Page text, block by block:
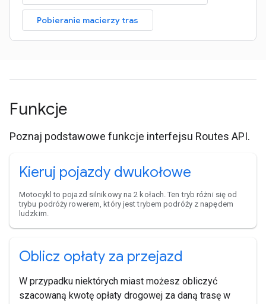
Pobieranie macierzy tras
Funkcje
Poznaj podstawowe funkcje interfejsu Routes API.
Kieruj pojazdy dwukołowe
Motocykl to pojazd silnikowy na 2 kołach. Ten tryb różni się od
trybu podróży rowerem, który jest trybem podróży z napędem
ludzkim.
Oblicz opłaty za przejazd
W przypadku niektórych miast możesz obliczyć
szacowaną kwotę opłaty drogowej za daną trasę w